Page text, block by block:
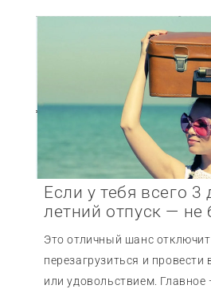
Если у тебя всего 3
летний отпуск — не
Это отличный шанс
перезагрузиться и провести
или удовольствием.